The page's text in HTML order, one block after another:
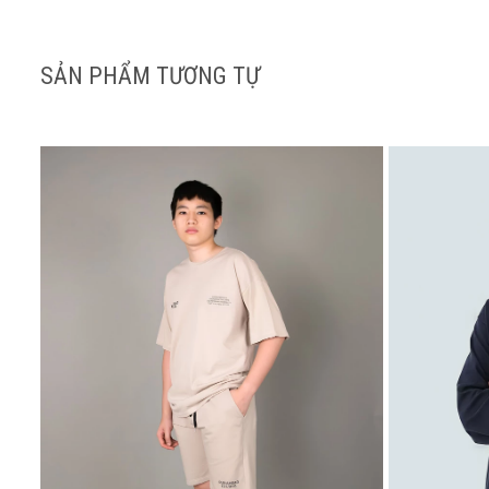
SẢN PHẨM TƯƠNG TỰ